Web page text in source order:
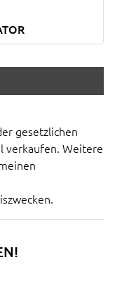
gesetzlichen
verkaufen. Weitere